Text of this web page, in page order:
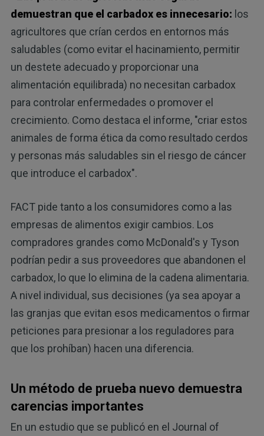
demuestran que el carbadox es innecesario: los
agricultores que crían cerdos en entornos más
saludables (como evitar el hacinamiento, permitir
un destete adecuado y proporcionar una
alimentación equilibrada) no necesitan carbadox
para controlar enfermedades o promover el
crecimiento. Como destaca el informe, "criar estos
animales de forma ética da como resultado cerdos
y personas más saludables sin el riesgo de cáncer
que introduce el carbadox".
FACT pide tanto a los consumidores como a las
empresas de alimentos exigir cambios. Los
compradores grandes como McDonald's y Tyson
podrían pedir a sus proveedores que abandonen el
carbadox, lo que lo elimina de la cadena alimentaria.
A nivel individual, sus decisiones (ya sea apoyar a
las granjas que evitan esos medicamentos o firmar
peticiones para presionar a los reguladores para
que los prohíban) hacen una diferencia.
Un método de prueba nuevo demuestra
carencias importantes
En un estudio que se publicó en el Journal of